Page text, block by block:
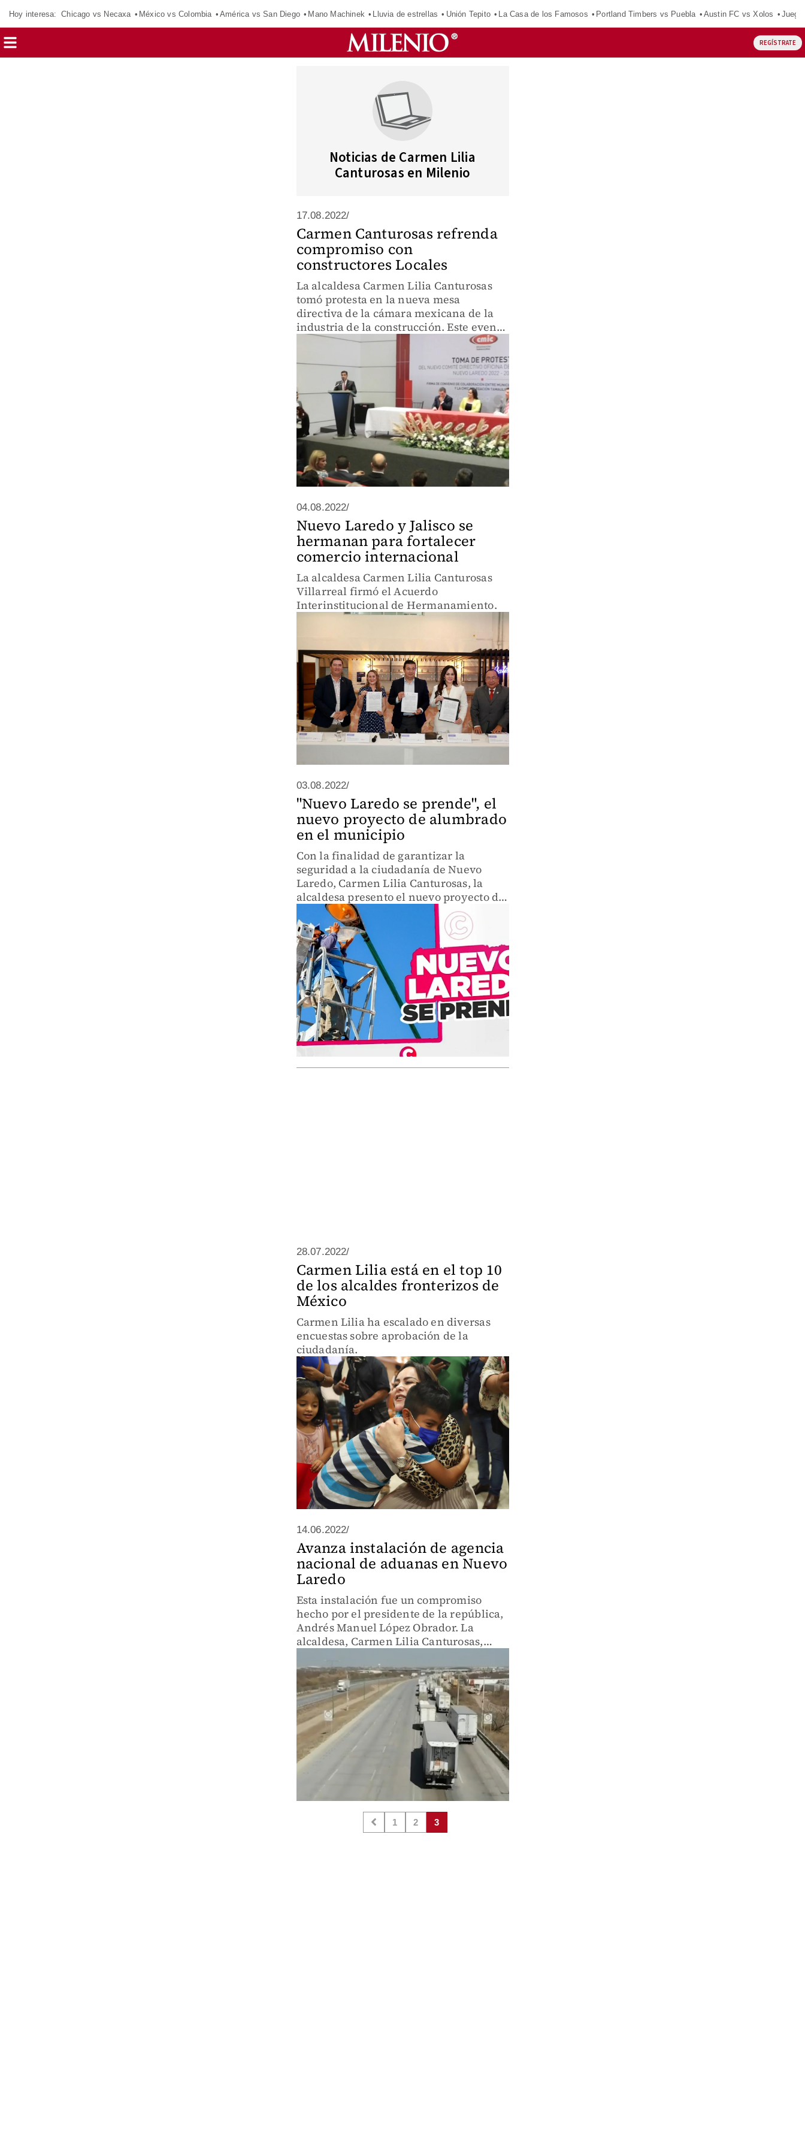
Hoy interesa: Chicago vs Necaxa México vs Colombia América vs San Diego Mano Machinek Lluvia de estrellas Unión Tepito La Casa de los Famosos Portland Timbers vs Puebla Austin FC vs Xolos
REGÍSTRATE
Noticias de Carmen Lilia
Canturosas en Milenio
17.08.2022/
Carmen Canturosas refrenda
compromiso con
constructores Locales
La alcaldesa Carmen Lilia Canturosas
tomó protesta en la nueva mesa
directiva de la cámara mexicana de la
industria de la construcción. Este evento
sirvió para rectificar el convenio que
formaliza el trabajo conjunto entre
ayuntamiento y constructore
04.08.2022/
Nuevo Laredo y Jalisco se
hermanan para fortalecer
comercio internacional
La alcaldesa Carmen Lilia Canturosas
Villarreal firmó el Acuerdo
Interinstitucional de Hermanamiento.
03.08.2022/
"Nuevo Laredo se prende", el
nuevo proyecto de alumbrado
en el municipio
Con la finalidad de garantizar la
seguridad a la ciudadanía de Nuevo
Laredo, Carmen Lilia Canturosas, la
alcaldesa presento el nuevo proyecto de
seguridad "Nuevo Laredo se prende"
28.07.2022/
Carmen Lilia está en el top 10
de los alcaldes fronterizos de
México
Carmen Lilia ha escalado en diversas
encuestas sobre aprobación de la
ciudadanía.
14.06.2022/
Avanza instalación de agencia
nacional de aduanas en Nuevo
Laredo
Esta instalación fue un compromiso
hecho por el presidente de la república,
Andrés Manuel López Obrador. La
alcaldesa, Carmen Lilia Canturosas,
brindara las facilidades
correspondientes para que el proyecto
aterrice
1 2 3